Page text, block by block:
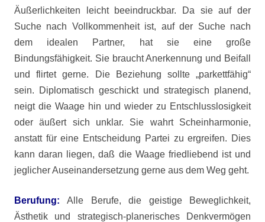
Äußerlichkeiten leicht beeindruckbar. Da sie auf der
Suche nach Vollkommenheit ist, auf der Suche nach
dem idealen Partner, hat sie eine große
Bindungsfähigkeit. Sie braucht Anerkennung und Beifall
und flirtet gerne. Die Beziehung sollte „parkettfähig“
sein. Diplomatisch geschickt und strategisch planend,
neigt die Waage hin und wieder zu Entschlusslosigkeit
oder äußert sich unklar. Sie wahrt Scheinharmonie,
anstatt für eine Entscheidung Partei zu ergreifen. Dies
kann daran liegen, daß die Waage friedliebend ist und
jeglicher Auseinandersetzung gerne aus dem Weg geht.
Berufung:Alle Berufe, die geistige Beweglichkeit,
Ästhetik und strategisch-planerisches Denkvermögen